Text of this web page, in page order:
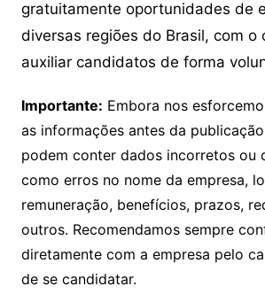
gratuitamente oportunidades de
diversas regiões do Brasil, com o
auxiliar candidatos de forma
Importante: Embora nos
as informações antes da
podem conter dados incorretos ou
como erros no nome da empresa,
remuneração, benefícios, prazos,
outros. Recomendamos sempre
diretamente com a empresa pelo
de se candidatar.